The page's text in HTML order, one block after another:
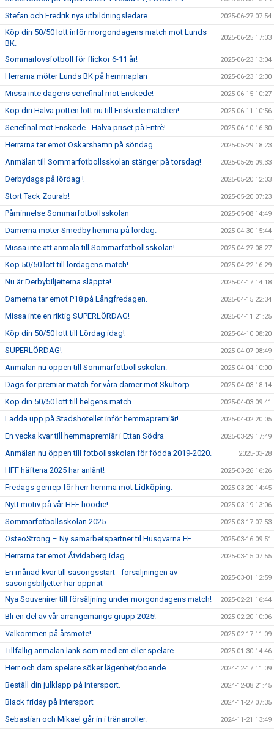
Stefan och Fredrik nya utbildningsledare. 2025-06-27 07:54
Köp din 50/50 lott inför morgondagens match mot Lunds
BK.
2025-06-25 17:03
Sommarlovsfotboll för flickor 6-11 år! 2025-06-23 13:04
Herrarna möter Lunds BK på hemmaplan 2025-06-23 12:30
Missa inte dagens seriefinal mot Enskede! 2025-06-15 10:27
Köp din Halva potten lott nu till Enskede matchen! 2025-06-11 10:56
Seriefinal mot Enskede - Halva priset på Entrè! 2025-06-10 16:30
Herrarna tar emot Oskarshamn på söndag. 2025-05-29 18:23
Anmälan till Sommarfotbollsskolan stänger på torsdag! 2025-05-26 09:33
Derbydags på lördag ! 2025-05-20 12:03
Stort Tack Zourab! 2025-05-20 07:23
Påminnelse Sommarfotbollsskolan 2025-05-08 14:49
Damerna möter Smedby hemma på lördag. 2025-04-30 15:44
Missa inte att anmäla till Sommarfotbollsskolan! 2025-04-27 08:27
Köp 50/50 lott till lördagens match! 2025-04-22 16:29
Nu är Derbybiljetterna släppta! 2025-04-17 14:18
Damerna tar emot P18 på Långfredagen. 2025-04-15 22:34
Missa inte en riktig SUPERLÖRDAG! 2025-04-11 21:25
Köp din 50/50 lott till Lördag idag! 2025-04-10 08:20
SUPERLÖRDAG! 2025-04-07 08:49
Anmälan nu öppen till Sommarfotbollsskolan. 2025-04-04 10:00
Dags för premiär match för våra damer mot Skultorp. 2025-04-03 18:14
Köp din 50/50 lott till helgens match. 2025-04-03 09:41
Ladda upp på Stadshotellet inför hemmapremiär! 2025-04-02 20:05
En vecka kvar till hemmapremiär i Ettan Södra 2025-03-29 17:49
Anmälan nu öppen till fotbollsskolan för födda 2019-2020. 2025-03-28
HFF häftena 2025 har anlänt! 2025-03-26 16:26
Fredags genrep för herr hemma mot Lidköping. 2025-03-20 14:45
Nytt motiv på vår HFF hoodie! 2025-03-19 13:06
Sommarfotbollsskolan 2025 2025-03-17 07:53
OsteoStrong – Ny samarbetspartner til Husqvarna FF 2025-03-16 09:51
Herrarna tar emot Åtvidaberg idag. 2025-03-15 07:55
En månad kvar till säsongsstart - försäljningen av
säsongsbiljetter har öppnat
2025-03-01 12:59
Nya Souvenirer till försäljning under morgondagens match! 2025-02-21 16:44
Bli en del av vår arrangemangs grupp 2025! 2025-02-20 10:06
Välkommen på årsmöte! 2025-02-17 11:09
Tillfällig anmälan länk som medlem eller spelare. 2025-01-30 14:46
Herr och dam spelare söker lägenhet/boende. 2024-12-17 11:09
Beställ din julklapp på Intersport. 2024-12-08 21:45
Black friday på Intersport 2024-11-27 07:35
Sebastian och Mikael går in i tränarroller. 2024-11-21 13:49